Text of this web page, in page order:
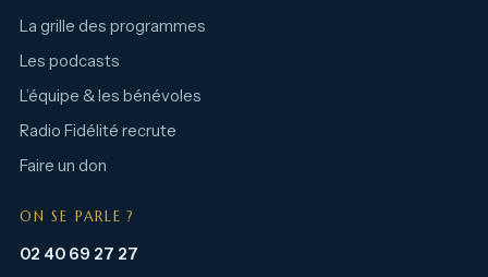
La grille des programmes
Les podcasts
L’équipe & les bénévoles
Radio Fidélité recrute
Faire un don
ON SE PARLE ?
02 40 69 27 27